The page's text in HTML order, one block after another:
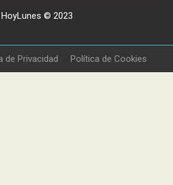
HoyLunes © 2023
de Privacidad Política de Cookies